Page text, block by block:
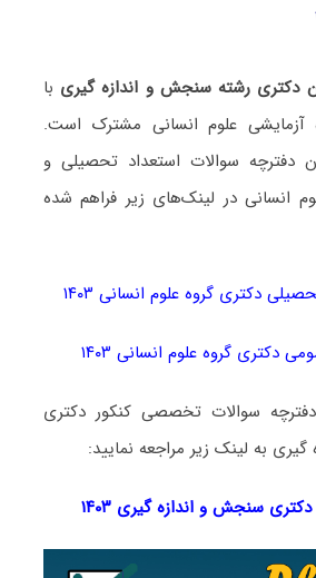
دکتری رشته سنجش و اندازه گیری با
آزمایشی علوم انسانی مشترک است.
دفترچه سوالات استعداد تحصیلی و
انسانی در لینک‌های زیر فراهم شده
دکتری گروه علوم انسانی ۱۴۰۳
دکتری گروه علوم انسانی ۱۴۰۳
دفترچه سوالات تخصصی کنکور دکتری
سنجش و اندازه گیری ۱۴۰۳